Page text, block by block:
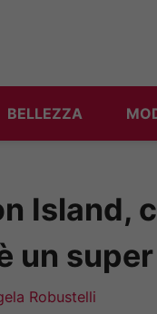
BELLEZZA
Island,
un
Robustelli